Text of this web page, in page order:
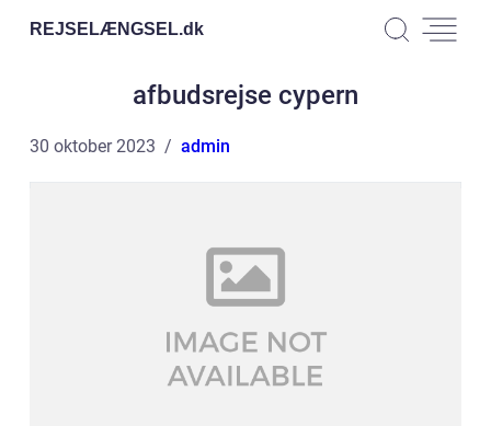
REJSELÆNGSEL.dk
afbudsrejse cypern
30 oktober 2023 admin